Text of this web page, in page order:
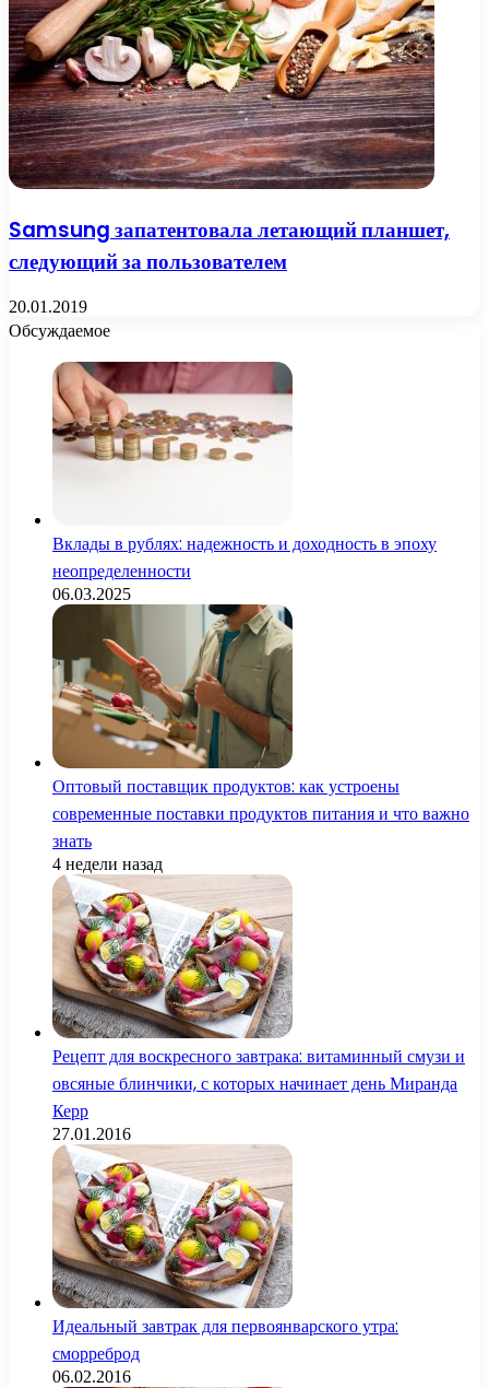
Samsung запатентовала летающий планшет,
следующий за пользователем
20.01.2019
Обсуждаемое
Вклады в рублях: надежность и доходность в эпоху
неопределенности
06.03.2025
Оптовый поставщик продуктов: как устроены
современные поставки продуктов питания и что важно
знать
4 недели назад
Рецепт для воскресного завтрака: витаминный смузи и
овсяные блинчики, с которых начинает день Миранда
Керр
27.01.2016
Идеальный завтрак для первоянварского утра:
сморреброд
06.02.2016